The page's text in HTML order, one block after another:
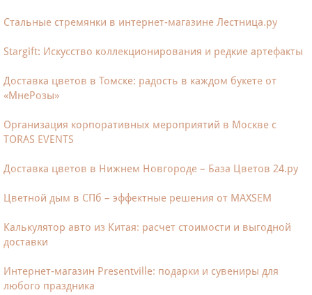
Стальные стремянки в интернет-магазине Лестница.ру
Stargift: Искусство коллекционирования и редкие артефакты
Доставка цветов в Томске: радость в каждом букете от
«МнеРозы»
Организация корпоративных мероприятий в Москве с
TORAS EVENTS
Доставка цветов в Нижнем Новгороде – База Цветов 24.ру
Цветной дым в СПб – эффектные решения от MAXSEM
Калькулятор авто из Китая: расчет стоимости и выгодной
доставки
Интернет-магазин Presentville: подарки и сувениры для
любого праздника